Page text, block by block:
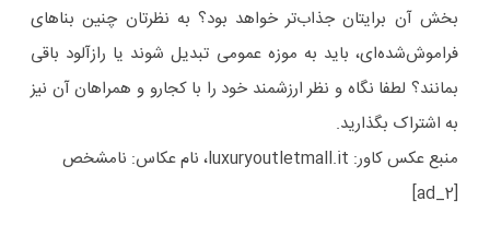
بخش آن برایتان جذاب‌تر خواهد بود؟ به نظرتان چنین بناهای
فراموش‌شده‌ای، باید به موزه عمومی تبدیل شوند یا رازآلود باقی
بمانند؟ لطفا نگاه و نظر ارزشمند خود را با کجارو و همراهان آن نیز
به اشتراک بگذارید.
منبع عکس کاور: luxuryoutletmall.it، نام عکاس: نامشخص
[ad_2]